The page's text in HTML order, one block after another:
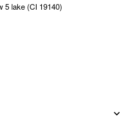
5 lake (CI 19140)